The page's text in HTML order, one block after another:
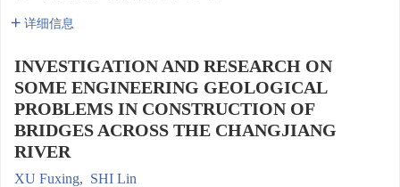
详细信息
INVESTIGATION AND RESEARCH ON
SOME ENGINEERING GEOLOGICAL
PROBLEMS IN CONSTRUCTION OF
BRIDGES ACROSS THE CHANGJIANG
RIVER
XU Fuxing, SHI Lin